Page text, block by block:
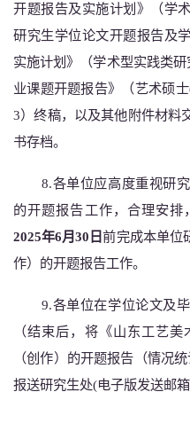
开题报告及实施计划》（学
研究生学位论文开题报告及
实施计划》（学术型实践类
业课题开题报告》（艺术硕士
3）终稿，以及其他附件材料
书存档。
8.各单位应高度重视研
的开题报告工作，合理安
2025年6月30日前完成本单位
作）的开题报告工作。
9.各单位在学位论文及
（结束后，将《山东工艺
（创作）的开题报告（情况
报送研究生处(电子版发送邮箱